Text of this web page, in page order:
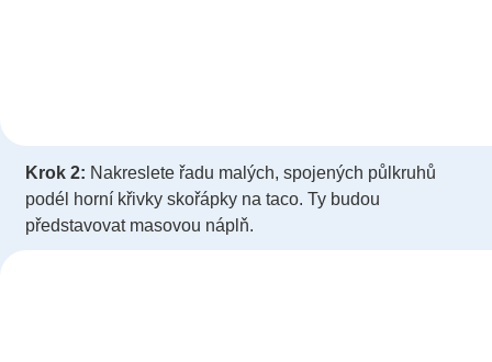
Krok 2: Nakreslete řadu malých, spojených půlkruhů
podél horní křivky skořápky na taco. Ty budou
představovat masovou náplň.